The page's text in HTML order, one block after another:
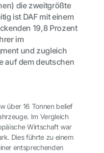
die zweitgrößte
ist DAF mit einem
19,8 Prozent
im
und zugleich
auf dem deutschen
über 16 Tonnen belief
Im Vergleich
Wirtschaft war
Dies führte zu einem
entsprechenden